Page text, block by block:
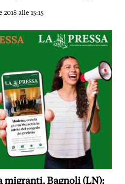
2018 alle 15:15
migranti, Bagnoli (LN):